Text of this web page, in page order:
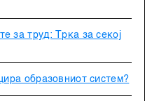
за труд: Трка за секој
образовниот систем?